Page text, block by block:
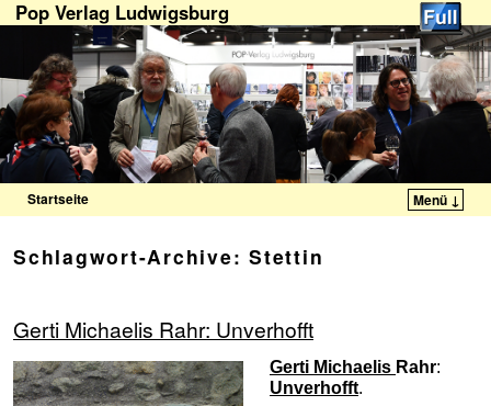
Pop Verlag Ludwigsburg
Startseite Menü ↓
Schlagwort-Archive:Stettin
Gerti Michaelis Rahr: Unverhofft
Gerti Michaelis Rahr:
Unverhofft.